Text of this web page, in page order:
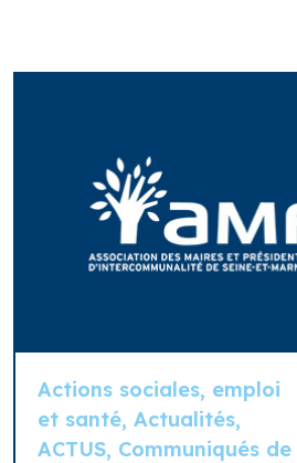
Actions sociales, emploi
et santé, Actualités,
ACTUS, Communiqués de